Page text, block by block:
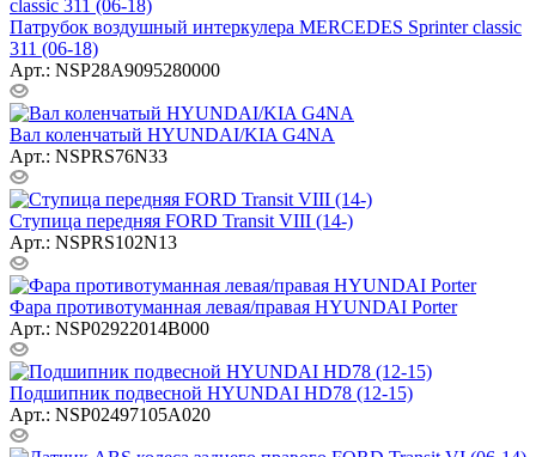
Патрубок воздушный интеркулера MERCEDES Sprinter classic
311 (06-18)
Арт.: NSP28A9095280000
Вал коленчатый HYUNDAI/KIA G4NA
Арт.: NSPRS76N33
Ступица передняя FORD Transit VIII (14-)
Арт.: NSPRS102N13
Фара противотуманная левая/правая HYUNDAI Porter
Арт.: NSP02922014B000
Подшипник подвесной HYUNDAI HD78 (12-15)
Арт.: NSP02497105A020